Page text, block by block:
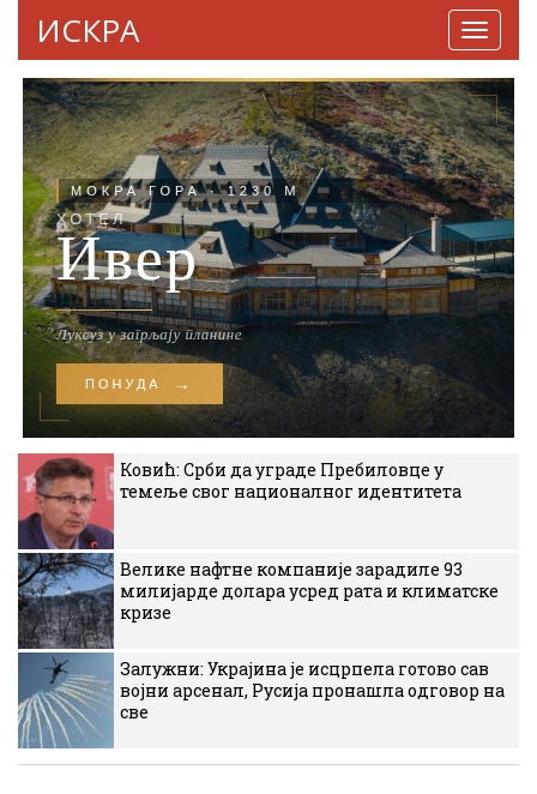
ИСКРА
Ковић: Срби да уграде Пребиловце у
темеље свог националног идентитета
Велике нафтне компаније зарадиле 93
милијарде долара усред рата и климатске
кризе
Залужни: Украјина је исцрпела готово сав
војни арсенал, Русија пронашла одговор на
све